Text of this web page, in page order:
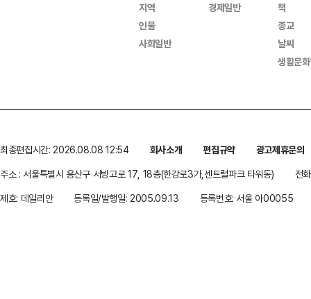
지역
인물
사회일반
경제일반
책
종교
날씨
생활문
최종편집시간: 2026.08.08 12:54 회사소개 편집규약
광고제휴문의
주소 : 서울특별시 용산구 서빙고로 17, 18층(한강로3가,센트럴파크 타워동)
전
제호: 데일리안
등록일/발행일: 2005.09.13 등록번호: 서울 아00055